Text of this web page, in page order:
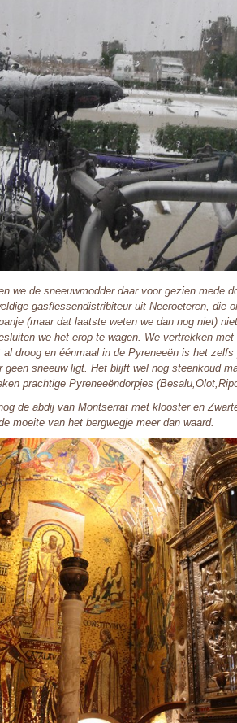
we de sneeuwmodder daar voor gezien mede
gasflessendistribiteur uit Neeroeteren, die
(maar dat laatste weten we dan nog niet)
we het erop te wagen. We vertrekken
al droog en éénmaal in de Pyreneeën is het
geen sneeuw ligt. Het blijft wel nog steenkoud
prachtige Pyreneeëndorpjes
de abdij van Montserrat met klooster en
moeite van het bergwegje meer dan waard.